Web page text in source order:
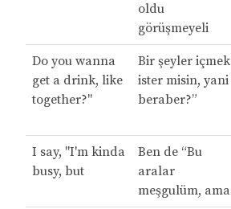
oldu
görüşmeyeli
Do you wanna
get a drink, like
together?"
Bir şeyler içmek
ister misin, yani
beraber?”
I say, "I'm kinda
busy, but
Ben de “Bu
aralar
meşgulüm, ama